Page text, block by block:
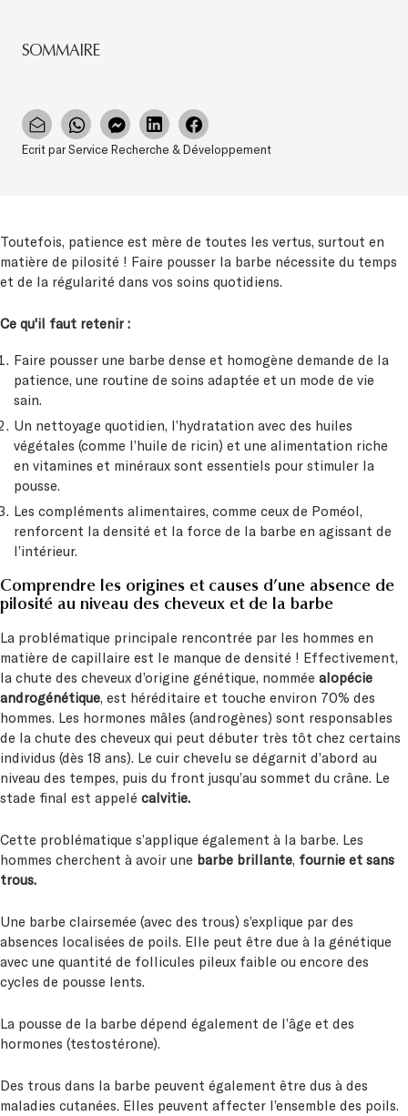
SOMMAIRE
Ecrit par Service Recherche & Développement
Toutefois, patience est mère de toutes les vertus, surtout en
matière de pilosité ! Faire pousser la barbe nécessite du temps
et de la régularité dans vos soins quotidiens.
Ce qu'il faut retenir :
Faire pousser une barbe dense et homogène demande de la
patience, une routine de soins adaptée et un mode de vie
sain.
Un nettoyage quotidien, l’hydratation avec des huiles
végétales (comme l’huile de ricin) et une alimentation riche
en vitamines et minéraux sont essentiels pour stimuler la
pousse.
Les compléments alimentaires, comme ceux de Poméol,
renforcent la densité et la force de la barbe en agissant de
l’intérieur.
Comprendre les origines et causes d’une absence de
pilosité au niveau des cheveux et de la barbe
La problématique principale rencontrée par les hommes en
matière de capillaire est le manque de densité ! Effectivement,
la chute des cheveux d’origine génétique, nommée alopécie
androgénétique, est héréditaire et touche environ 70% des
hommes. Les hormones mâles (androgènes) sont responsables
de la chute des cheveux qui peut débuter très tôt chez certains
individus (dès 18 ans). Le cuir chevelu se dégarnit d’abord au
niveau des tempes, puis du front jusqu’au sommet du crâne. Le
stade final est appelé calvitie.
Cette problématique s’applique également à la barbe. Les
hommes cherchent à avoir une barbe brillante, fournie et sans
trous.
Une barbe clairsemée (avec des trous) s’explique par des
absences localisées de poils. Elle peut être due à la génétique
avec une quantité de follicules pileux faible ou encore des
cycles de pousse lents.
La pousse de la barbe dépend également de l’âge et des
hormones (testostérone).
Des trous dans la barbe peuvent également être dus à des
maladies cutanées. Elles peuvent affecter l’ensemble des poils.